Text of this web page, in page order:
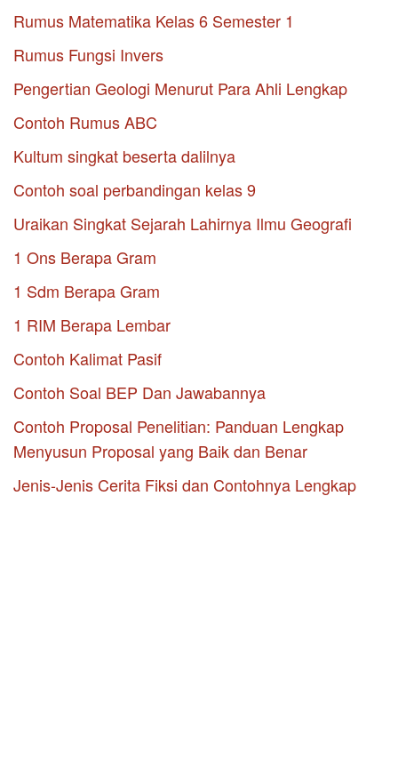
Rumus Matematika Kelas 6 Semester 1
Rumus Fungsi Invers
Pengertian Geologi Menurut Para Ahli Lengkap
Contoh Rumus ABC
Kultum singkat beserta dalilnya
Contoh soal perbandingan kelas 9
Uraikan Singkat Sejarah Lahirnya Ilmu Geografi
1 Ons Berapa Gram
1 Sdm Berapa Gram
1 RIM Berapa Lembar
Contoh Kalimat Pasif
Contoh Soal BEP Dan Jawabannya
Contoh Proposal Penelitian: Panduan Lengkap
Menyusun Proposal yang Baik dan Benar
Jenis-Jenis Cerita Fiksi dan Contohnya Lengkap